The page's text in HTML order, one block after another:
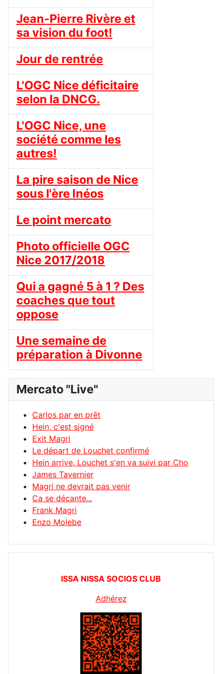
Jean-Pierre Rivère et
sa vision du foot!
Jour de rentrée
L'OGC Nice déficitaire
selon la DNCG.
L'OGC Nice, une
société comme les
autres!
La pire saison de Nice
sous l'ère Inéos
Le point mercato
Photo officielle OGC
Nice 2017/2018
Qui a gagné 5 à 1 ? Des
coaches que tout
oppose
Une semaine de
préparation à Divonne
Mercato "Live"
Carlos par en prêt
Hein, c'est signé
Exit Magri
Le départ de Louchet confirmé
Hein arrive, Louchet s'en va suivi par Cho
James Tavernier
Magri ne devrait pas venir
Ca se décante...
Frank Magri
Enzo Molebe
ISSA NISSA SOCIOS CLUB
Adhérez